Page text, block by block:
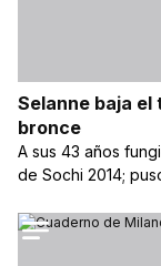
Selanne baja
bronce
A sus 43 años
de Sochi 2014;